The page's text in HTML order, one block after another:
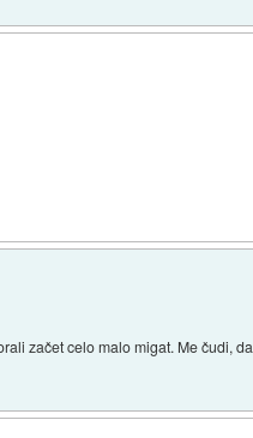
začet celo malo migat. Me čudi, da